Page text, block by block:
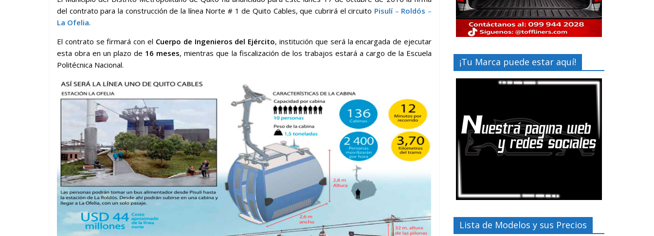
del contrato para la construcción de la línea Norte # 1 de Quito Cables, que cubrirá el circuito Pisulí– Roldós –
La Ofelia.
El contrato se firmará con el Cuerpo de Ingenieros del Ejército, institución que será la encargada de ejecutar
esta obra en un plazo de 16 meses, mientras que la fiscalización de los trabajos estará a cargo de la Escuela
Politécnica Nacional.
¡Tu Marca puede estar aquí!
Lista de Modelos y sus Precios